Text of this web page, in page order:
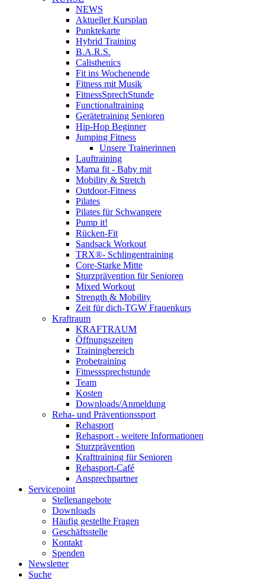
NEWS
Aktueller Kursplan
Punktekarte
Hybrid Training
B.A.R.S.
Calisthenics
Fit ins Wochenende
Fitness mit Musik
FitnessSprechStunde
Functionaltraining
Gerätetraining Senioren
Hip-Hop Beginner
Jumping Fitness
Unsere Trainerinnen
Lauftraining
Mama fit - Baby mit
Mobility & Stretch
Outdoor-Fitness
Pilates
Pilates für Schwangere
Pump it!
Rücken-Fit
Sandsack Workout
TRX®- Schlingentraining
Core-Starke Mitte
Sturzprävention für Senioren
Mixed Workout
Strength & Mobility
Zeit für dich-TGW Frauenkurs
Kraftraum
KRAFTRAUM
Öffnungszeiten
Trainingbereich
Probetraining
Fitnesssprechstunde
Team
Kosten
Downloads/Anmeldung
Reha- und Präventionssport
Rehasport
Rehasport - weitere Informationen
Sturzprävention
Krafttraining für Senioren
Rehasport-Café
Ansprechpartner
Servicepoint
Stellenangebote
Downloads
Häufig gestellte Fragen
Geschäftsstelle
Kontakt
Spenden
Newsletter
Suche